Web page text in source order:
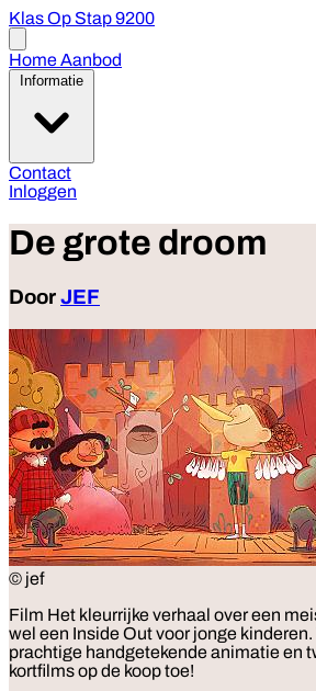
Klas Op Stap 9200
menu
HomeAanbod
Informatie
Contact
Inloggen
De grote droom
Door JEF
© jef
Film Het kleurrijke verhaal over een
wel een Inside Out voor jonge
prachtige handgetekende animatie en
kortfilms op de koop toe!